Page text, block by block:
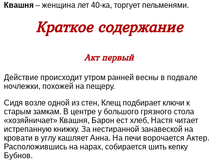
Квашня – женщина лет 40-ка, торгует пельменями.
Краткое содержание
Акт первый
Действие происходит утром ранней весны в подвале
ночлежки, похожей на пещеру.
Сидя возле одной из стен, Клещ подбирает ключи к
старым замкам. В центре у большого грязного стола
«хозяйничает» Квашня, Барон ест хлеб, Настя читает
истрепанную книжку. За нестиранной занавеской на
кровати в углу кашляет Анна. На печи ворочается Актер.
Расположившись на нарах, собирается шить кепку
Бубнов.